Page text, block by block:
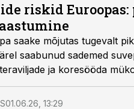
riskid
saake mõjutas tugevalt
saabunud sademed
ja koresööda
analüüsi tulemused,
01.06.26, 13:29